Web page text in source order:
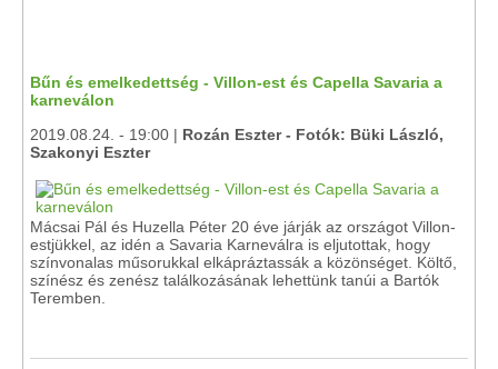
Bűn és emelkedettség - Villon-est és Capella Savaria a
karneválon
2019.08.24. - 19:00 | Rozán Eszter - Fotók: Büki László,
Szakonyi Eszter
Mácsai Pál és Huzella Péter 20 éve járják az országot Villon-
estjükkel, az idén a Savaria Karneválra is eljutottak, hogy
színvonalas műsorukkal elkápráztassák a közönséget. Költő,
színész és zenész találkozásának lehettünk tanúi a Bartók
Teremben.